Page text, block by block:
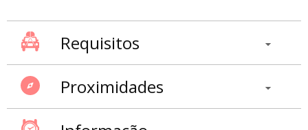
Requisitos
Proximidades